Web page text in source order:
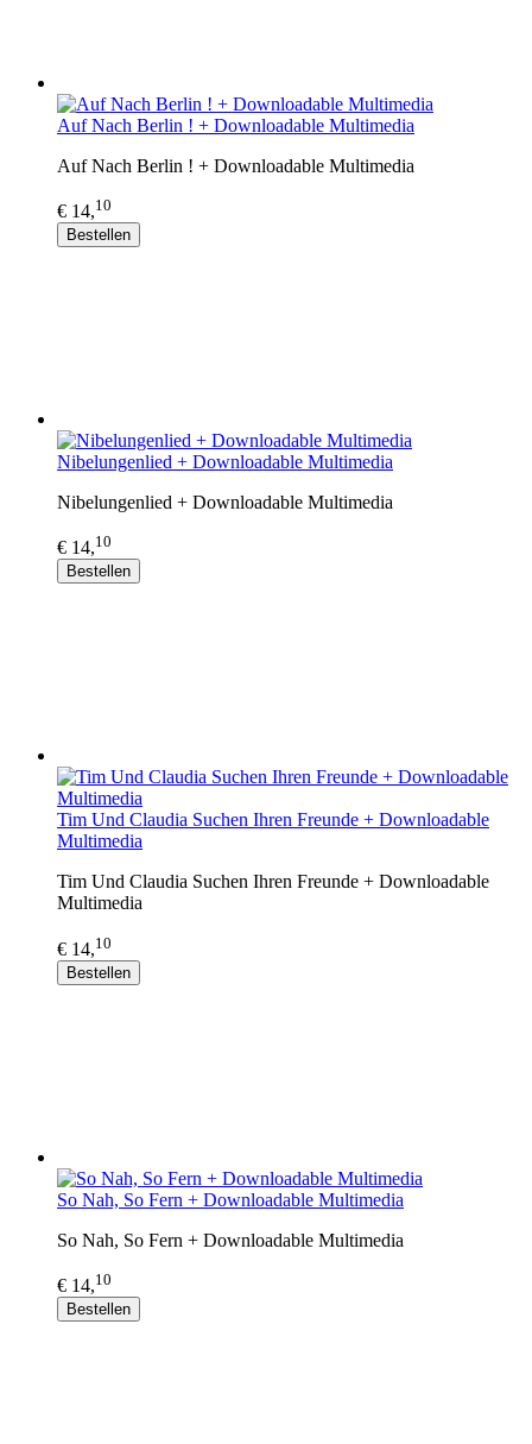
Auf Nach Berlin ! + Downloadable Multimedia
Auf Nach Berlin ! + Downloadable Multimedia
€ 14,10
Bestellen
Nibelungenlied + Downloadable Multimedia
Nibelungenlied + Downloadable Multimedia
€ 14,10
Bestellen
Tim Und Claudia Suchen Ihren Freunde + Downloadable
Multimedia
Tim Und Claudia Suchen Ihren Freunde + Downloadable
Multimedia
€ 14,10
Bestellen
So Nah, So Fern + Downloadable Multimedia
So Nah, So Fern + Downloadable Multimedia
€ 14,10
Bestellen